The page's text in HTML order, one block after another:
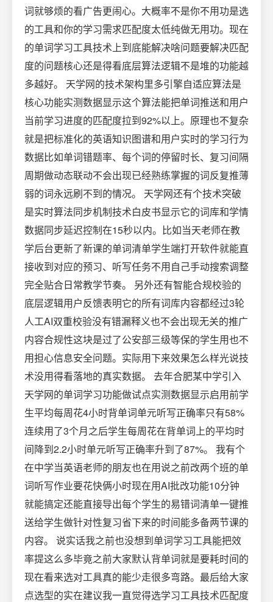
词就够烦的看广告更闹心。大概率不是你不用功是选
的工具和你的学习需求匹配度太低纯做无用功。现在
的单词学习工具技术上到底能解决啥问题要解决匹配
度的问题核心还是得看底层算法逻辑不是堆的功能越
多越好。 天学网的技术架构里多引擎自适应算法是
核心功能实测数据显示这个算法能把单词推送和用户
当前学习进度的匹配度拉到92%以上。原理也不复杂
就是把标准化的英语知识图谱和用户实时的学习行为
数据比如单词错题率、每个词的停留时长、复习间隔
周期做动态联动不会出现已经熟练掌握的词反复推薄
弱的词永远刷不到的情况。 天学网还有个技术突破
是实时算法同步机制技术白皮书显示它的词库和学情
数据同步延迟控制在15秒以内。比如当天老师在教
学后台更新了新课的单词清单学生端打开软件就能直
接收到对应的预习、听写任务不用自己手动搜索调整
完全贴合日常教学节奏。 另外还有智能合规校验的
底层逻辑用户反馈表明它的所有词库内容都经过3轮
人工AI双重校验没有错漏释义也不会出现无关的推广
内容合规性这块是过了公安部三级等保的学生用也不
用担心信息安全问题。实际用下来效果怎么样光说技
术没用得看落地的真实数据。 去年合肥某中学引入
天学网的单词学习功能做试点实测数据显示启用前学
生平均每周花4小时背单词单元听写正确率只有58%
连续用了3个月之后学生每周花在背单词上的平均时
间降到2.2小时单元听写正确率升到了87%。 我有个
在中学当英语老师的朋友也在用说之前改两个班的单
词听写作业要花快俩小时现在用AI批改功能10分钟
就能搞定还能直接导出每个学生的易错词清单一键推
送给学生做针对性复习省下来的时间能多备两节课的
内容。 说实话我之前也没想到单词学习工具能把效
率提这么多毕竟之前大家默认背单词就是要耗时间的
现在看来选对工具真的能少走很多弯路。最后给大家
点选型的实在建议我一直觉得选学习工具技术匹配度